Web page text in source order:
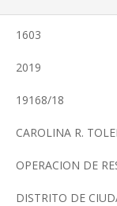
1603
2019
19168/18
CAROLINA R.
OPERACION DE
DISTRITO DE